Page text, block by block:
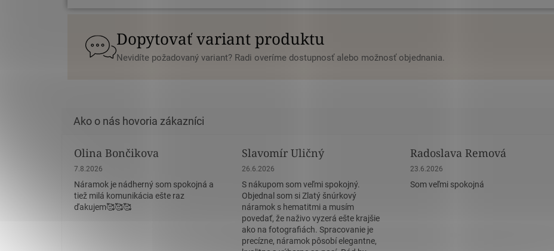
Dopytovať variant produktu
Nevidíte požadovaný variant? Radi overíme dostupnosť alebo možnosť objednania.
Olina Bončikova
Hodnotenie obchodu je 5 z 5 hviezdičiek.
7.8.2026
Náramok je nádherný som spokojná a
tiež milá komunikácia ešte raz
ďakujem🥰🥰🥰
Slavomír Uličný
Hodnotenie obchodu je 5 z 5 hviezdičiek.
26.6.2026
S nákupom som veľmi spokojný.
Objednal som si Zlatý šnúrkový
náramok s hematitmi a musím
povedať, že naživo vyzerá ešte krajšie
ako na fotografiách. Spracovanie je
precízne, náramok pôsobí elegantne,
Radoslava Remová
Hodnotenie obchodu je 5 z 5 hviezdičiek.
23.6.2026
Som veľmi spokojná